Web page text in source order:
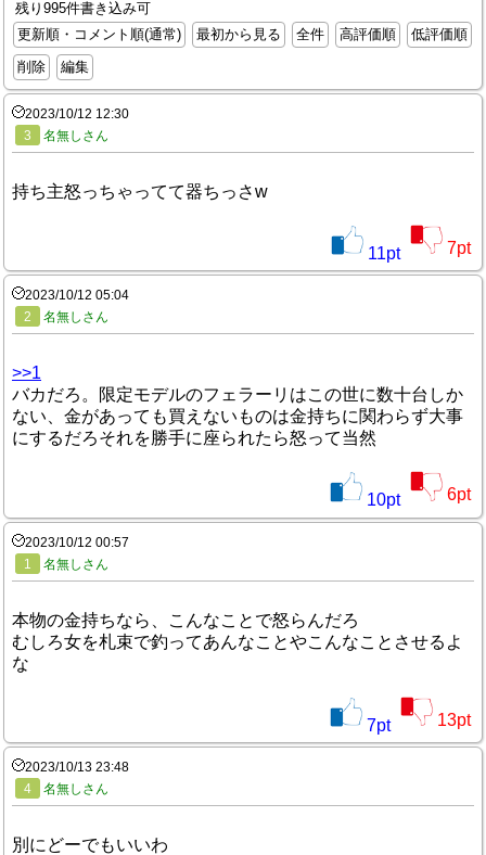
残り995件書き込み可
更新順・コメント順(通常)
最初から見る 全件 高評価順
低評価順
削除
編集
2023/10/12 12:30
3
名無しさん
持ち主怒っちゃってて器ちっさw
11pt 7pt
2023/10/12 05:04
2
名無しさん
>>1
バカだろ。限定モデルのフェラーリはこの世に数十台しか
ない、金があっても買えないものは金持ちに関わらず大事
にするだろそれを勝手に座られたら怒って当然
10pt 6pt
2023/10/12 00:57
1
名無しさん
本物の金持ちなら、こんなことで怒らんだろ
むしろ女を札束で釣ってあんなことやこんなことさせるよ
な
7pt 13pt
2023/10/13 23:48
4
名無しさん
別にどーでもいいわ